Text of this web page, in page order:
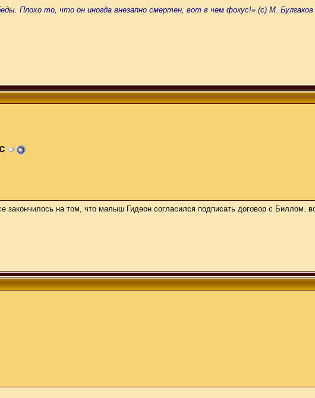
Плохо то, что он иногда внезапно смертен, вот в чем фокус!» (с) М. Булгаков
закончилось на том, что малыш Гидеон согласился подписать договор с Биллом.